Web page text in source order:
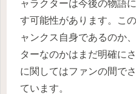
ャラクターは今後の物語
す可能性があります。こ
ャンクス自身であるのか
ターなのかはまだ明確に
に関してはファンの間で
ています。